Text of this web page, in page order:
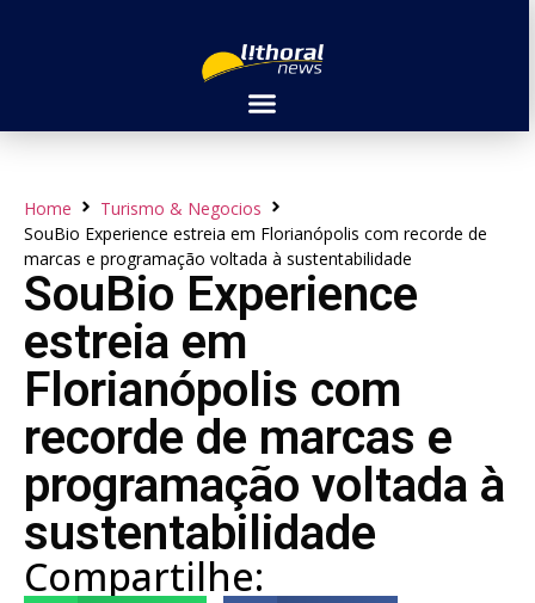
Home
Turismo & Negocios
SouBio Experience estreia em Florianópolis com recorde de
marcas e programação voltada à sustentabilidade
SouBio Experience
estreia em
Florianópolis com
recorde de marcas e
programação voltada à
sustentabilidade
Compartilhe: